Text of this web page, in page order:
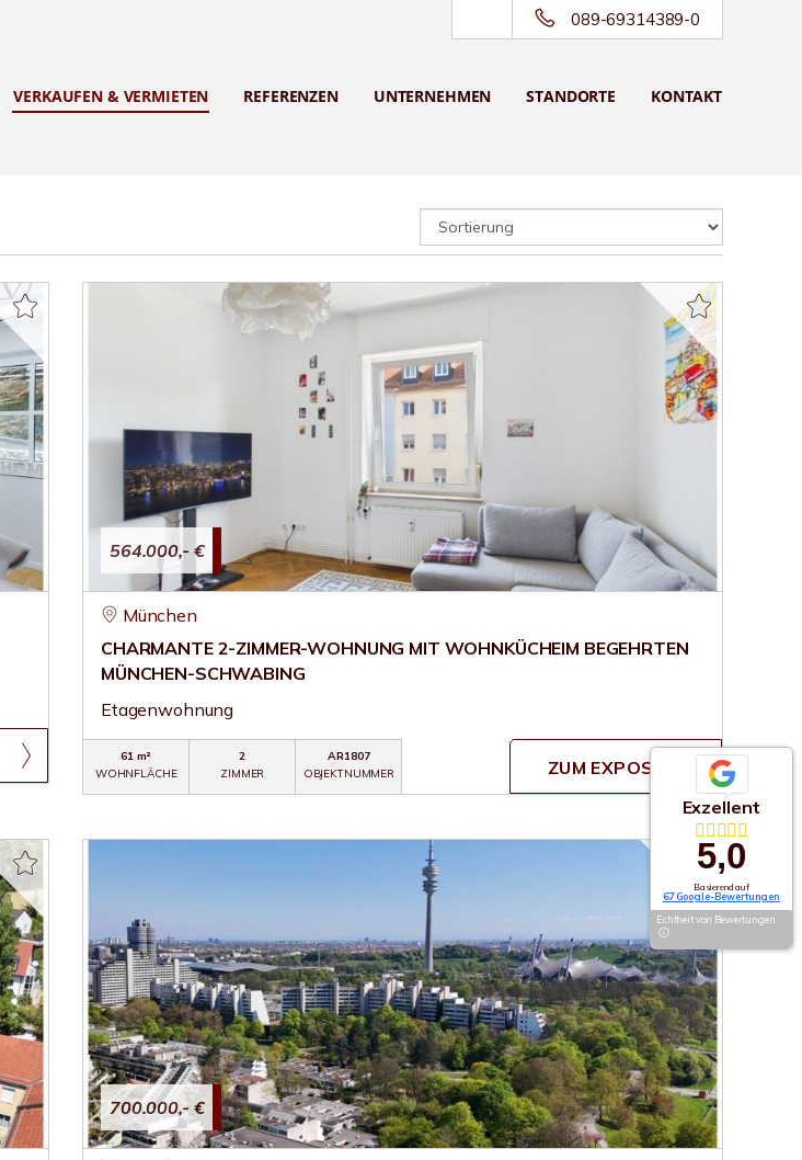
089-69314389-0
VERKAUFEN & VERMIETEN REFERENZEN UNTERNEHMEN STANDORTE KONTAKT
564.000,- €
München
CHARMANTE 2-ZIMMER-WOHNUNG MIT WOHNKÜCHEIM BEGEHRTEN
MÜNCHEN-SCHWABING
Etagenwohnung
61 m²
WOHNFLÄCHE
2
ZIMMER
AR1807
OBJEKTNUMMER
ZUM EXPOSÉ
700.000,- €
Exzellent
5,0
Basierend auf
67 Google-Bewertungen
Echtheit von Bewertungen